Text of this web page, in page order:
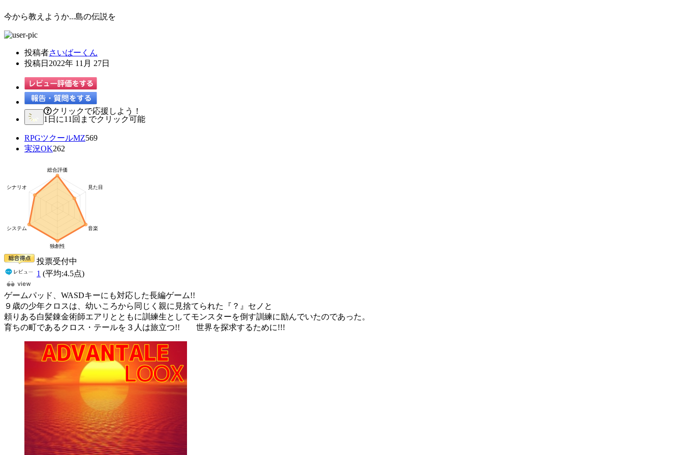
今から教えようか...島の伝説を
投稿者さいばーくん
投稿日 2022年 11月 27日
クリックで応援しよう！
1日に11回までクリック可能
RPGツクールMZ569
実況OK262
投票受付中
1 (平均:4.5点)
ゲームパッド、WASDキーにも対応した長編ゲーム!!
９歳の少年クロスは、幼いころから同じく親に見捨てられた『？』セノと
頼りある白髪錬金術師エアリとともに訓練生としてモンスターを倒す訓練に励んでいたのであった。
育ちの町であるクロス・テールを３人は旅立つ!! 世界を探求するために!!!